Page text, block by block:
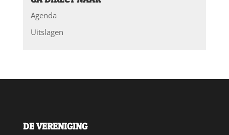
Agenda
Uitslagen
DE VERENIGING